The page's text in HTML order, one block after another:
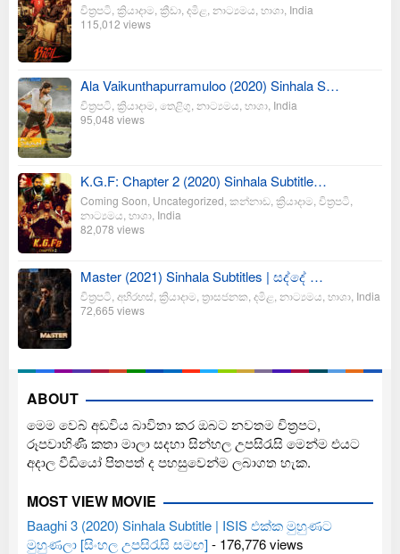
චිත්‍රපටි ක්‍රියාදාම ක්‍රීඩා දමිළ නාට්‍යමය භාශා India
115,012 views
Ala Vaikunthapurramuloo (2020) Sinhala S…
චිත්‍රපටි ක්‍රියාදාම තෙළිගු නාට්‍යමය භාශා India
95,048 views
K.G.F: Chapter 2 (2020) Sinhala Subtitle…
Coming Soon Uncategorized කන්නාඩ ක්‍රියාදාම චිත්‍රපටි
නාට්‍යමය භාශා India
82,078 views
Master (2021) Sinhala Subtitles | සද්දේ …
චිත්‍රපටි අභිරහස් ක්‍රියාදාම ත්‍රාසජනක දමිළ නාට්‍යමය භාශා India
72,665 views
ABOUT
මෙම වෙබ් අඩවිය බාවිතා කර ඔබට නවතම චිත්‍රපට,
රූපවාහිණී කතා මාලා සදහා සින්හල උපසිරැසි මෙන්ම එයට
අදාල වීඩියෝ පිතපත් ද පහසුවෙන්ම ලබාගත හැක.
MOST VIEW MOVIE
Baaghi 3 (2020) Sinhala Subtitle | ISIS එක්ක මුහුණට
මුහුණලා [සිංහල උපසිරැසි සමඟ]- 176,776 views